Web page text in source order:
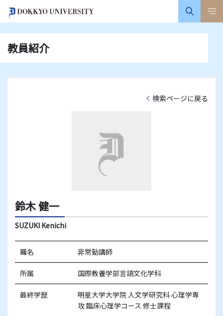
教員紹介
検索ページに戻る
鈴木 健一
SUZUKI Kenichi
職名 非常勤講師
所属 国際教養学部言語文化学科
最終学歴
明星大学大学院 人文学研究科 心理学専
攻 臨床心理学コース 修士課程